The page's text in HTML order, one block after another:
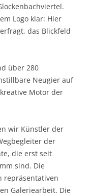
Logo klar: Hier
das Blickfeld
über 280
Neugier auf
Motor der
wir Künstler der
der
die erst seit
sind. Die
repräsentativen
Galeriearbeit. Die